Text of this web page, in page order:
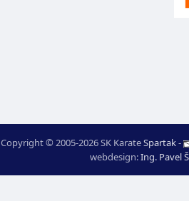
Copyright © 2005-2026 SK KarateSpartak-
webdesign:Ing. Pavel